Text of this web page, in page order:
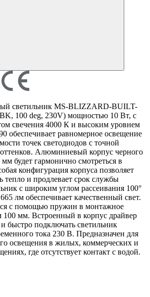
светильник MS-BLIZZARD-BUILT-
100 deg, 230V) мощностью 10 Вт, с
свечения 4000 К и высоким уровнем
обеспечивает равномерное освещение
точек светодиодов с точной
Алюминиевый корпус черного
будет гармонично смотреться в
конфигурация корпуса позволяет
тепло и продлевает срок службы
с широким углом рассеивания 100°
лм обеспечивает качественный свет.
с помощью пружин в монтажное
100 мм. Встроенный в корпус драйвер
и быстро подключать светильник
тока 230 В. Предназначен для
освещения в жилых, коммерческих и
где отсутствует контакт с водой.